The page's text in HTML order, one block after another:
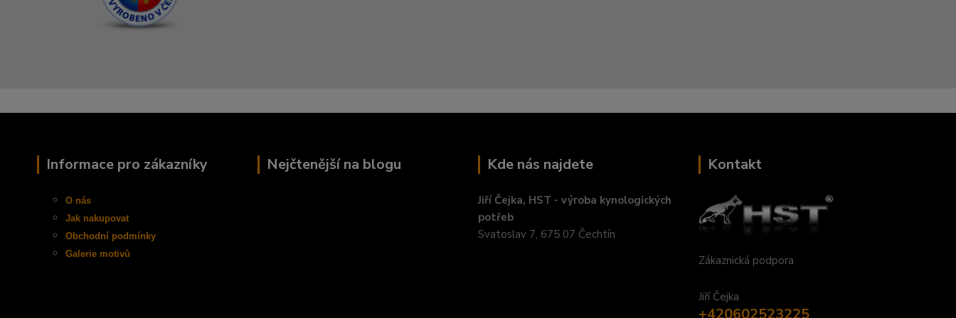
Informace pro zákazníky
O nás
Jak nakupovat
Obchodní podmínky
Galerie motivů
Nejčtenější na blogu Kde nás najdete
Jiří Čejka, HST - výroba kynologických
potřeb
Svatoslav 7, 675 07 Čechtín
Kontakt
Zákaznická podpora
Jiří Čejka
+420602523225